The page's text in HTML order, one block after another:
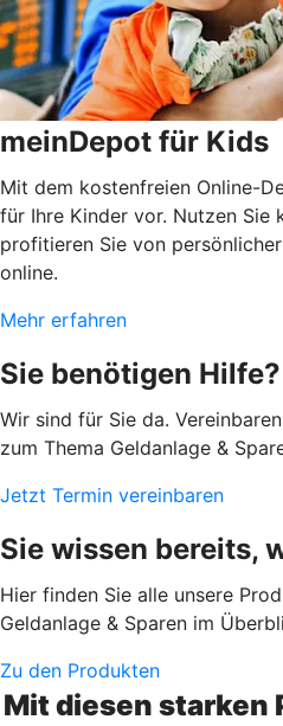
meinDepot für Kids
Mit dem kostenfreien Online-
für Ihre Kinder vor. Nutzen Sie
profitieren Sie von
online.
Mehr erfahren
Sie benötigen Hilfe?
Wir sind für Sie da.
zum Thema Geldanlage &
Jetzt Termin vereinbaren
Sie wissen bereits,
Hier finden Sie alle unsere
Geldanlage & Sparen im
Zu den Produkten
Mit diesen starken